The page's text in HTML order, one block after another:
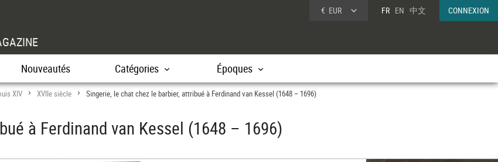
€ EUR FR EN 中文 CONNEXION
Nouveautés Catégories Époques
XIV > XVIIe siècle > Singerie, le chat chez le barbier, attribué à Ferdinand van Kessel (1648 – 1696)
à Ferdinand van Kessel (1648 – 1696)